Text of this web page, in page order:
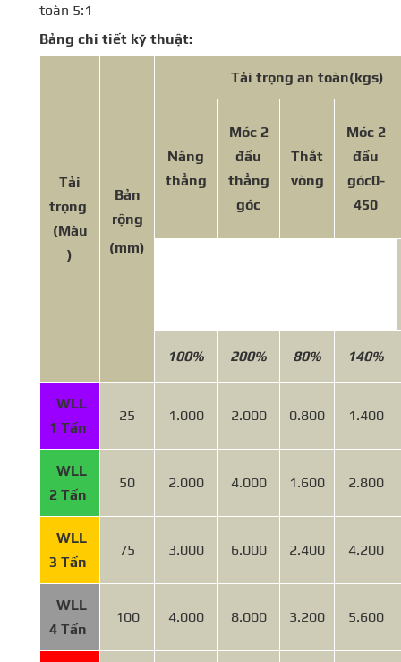
toàn 5:1
Bảng chi tiết kỹ thuật:
Tải
trọng
(Màu
)
Bản
rộng
(mm)
Tải trọng an toàn(kgs)
Nâng
thẳng
Móc 2
đầu
thẳng
góc
Thắt
vòng
Móc 2
đầu
góc0-
450
100% 200% 80% 140%
WLL
1 Tấn
25 1.000 2.000 0.800 1.400
WLL
2 Tấn
50 2.000 4.000 1.600 2.800
WLL
3 Tấn
75 3.000 6.000 2.400 4.200
WLL
4 Tấn
100 4.000 8.000 3.200 5.600